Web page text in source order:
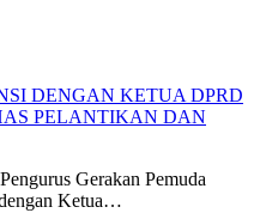
DENGAN KETUA DPRD
PELANTIKAN DAN
Gerakan Pemuda
Ketua…